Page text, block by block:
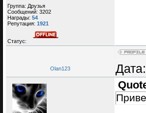
Группа: Друзья
Сообщений: 3202
Награды: 54
Репутация: 1921
Статус:
Olan123